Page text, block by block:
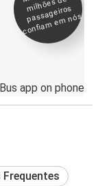
milhões de
passageiros
m nós